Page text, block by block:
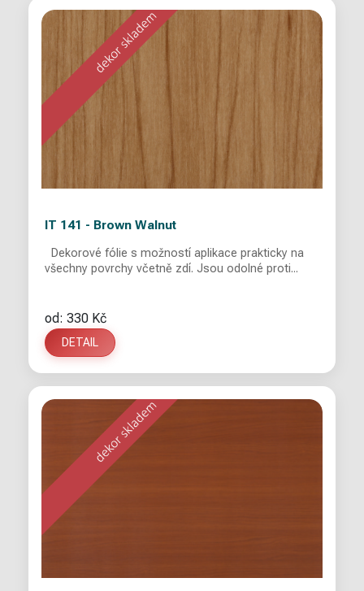
IT 141 - Brown Walnut
Dekorové fólie s možností aplikace prakticky na
všechny povrchy včetně zdí. Jsou odolné proti...
od: 330 Kč
DETAIL